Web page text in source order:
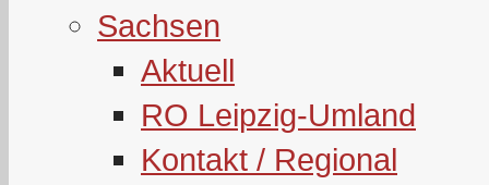
Sachsen
Aktuell
RO Leipzig-Umland
Kontakt / Regional